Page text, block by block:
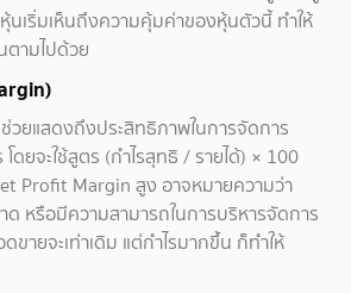
นเริ่มเห็นถึงความคุ้มค่าของหุ้นตัวนี้ ทำให้
ตามไปด้วย
วยแสดงถึงประสิทธิภาพในการจัดการ
ดยจะใช้สูตร (กำไรสุทธิ / รายได้) × 100
Profit Margin สูง อาจหมายความว่า
ด หรือมีความสามารถในการบริหารจัดการ
ายจะเท่าเดิม แต่กำไรมากขึ้น ก็ทำให้